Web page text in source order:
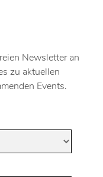
Newsletter an
zu aktuellen
Events.